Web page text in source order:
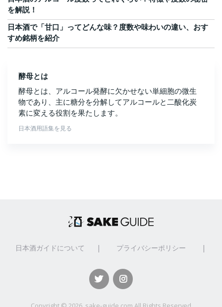
を解説！
日本酒で「甘口」ってどんな味？度数や味わいの違い、おす
すめ銘柄を紹介
酵母とは
酵母とは、アルコール発酵に欠かせない単細胞の微生
物であり、主に糖分を分解してアルコールと二酸化炭
素に変える役割を果たします。
日本酒用語集を見る
日本酒ガイドについて | プライバシーポリシー |